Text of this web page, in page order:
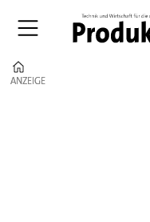
ANZEIGE
ANZEIGE